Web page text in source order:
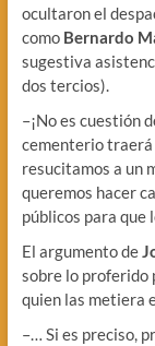
ocultaron el
como Bernardo
sugestiva
dos tercios).
–¡No es cuestión
cementerio traerá
resucitamos a un
queremos hacer
públicos para que
El argumento de
sobre lo proferido
quien las metiera
–… Si es preciso,